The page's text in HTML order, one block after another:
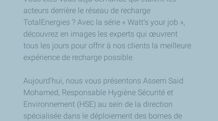
acteurs derrière le réseau de recharge
TotalEnergies ? Avec la série « Watt’s your job »,
découvrez en images les experts qui œuvrent
tous les jours pour offrir à nos clients la meilleure
expérience de recharge possible.
Aujourd’hui, nous vous présentons Assem Said
Mohamed, Responsable Hygiène Sécurité et
Environnement (HSE) au sein de la direction
spécialisée dans le déploiement des bornes de